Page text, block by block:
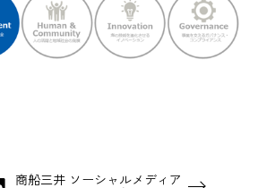
商船三井 ソーシャルメディア